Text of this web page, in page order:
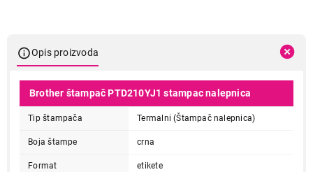
Opis proizvoda
Brother štampač PTD210YJ1 stampac nalepnica
Tip štampača Termalni (Štampač nalepnica)
Boja štampe crna
Format etikete